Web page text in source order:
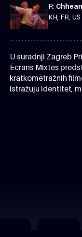
R:
KH, FR,
U suradnji Zagreb
Écrans Mixtes
kratkometražnih
istražuju identitet,